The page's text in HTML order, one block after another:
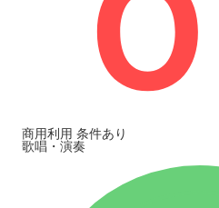
商用利用 条件あり
歌唱・演奏